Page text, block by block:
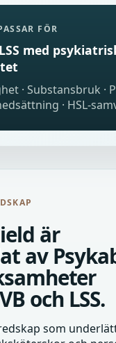
FÖR
med
· Substansbruk ·
· HSL-
är
av
och LSS.
som